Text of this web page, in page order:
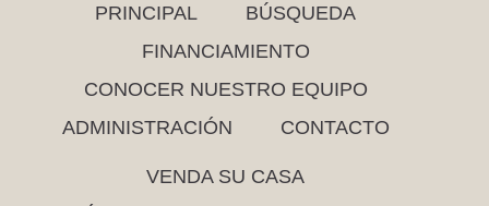
PRINCIPAL
BÚSQUEDA
FINANCIAMIENTO
CONOCER NUESTRO EQUIPO
ADMINISTRACIÓN
CONTACTO
VENDA SU CASA